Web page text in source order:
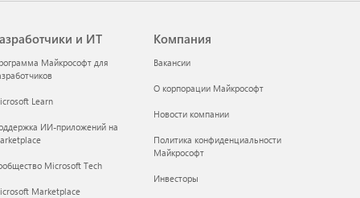
и ИТ
Майкрософт для
Learn
ИИ-приложений на
Microsoft Tech
Marketplace
Компания
Вакансии
О корпорации Майкрософт
Новости компании
Политика конфиденциальности
Майкрософт
Инвесторы